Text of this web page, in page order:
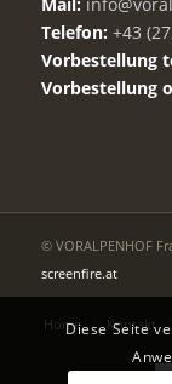
Telefon: +43
Vorbestellung
Vorbestellung
© VORALPENHOF
screenfire.at
Home Kontakt
Diese Seite